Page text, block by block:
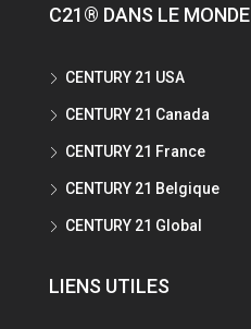
C21® DANS LE MONDE
CENTURY 21 USA
CENTURY 21 Canada
CENTURY 21 France
CENTURY 21 Belgique
CENTURY 21 Global
LIENS UTILES